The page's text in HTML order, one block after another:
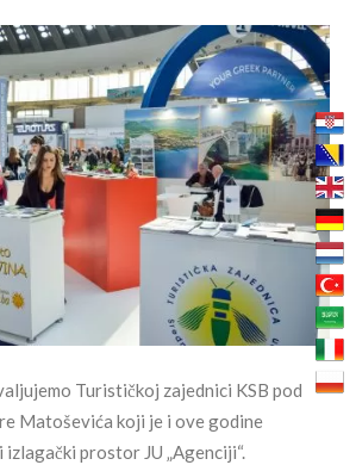
Turističkoj zajednici KSB pod
Matoševića koji je i ove godine
prostor JU „Agenciji“.